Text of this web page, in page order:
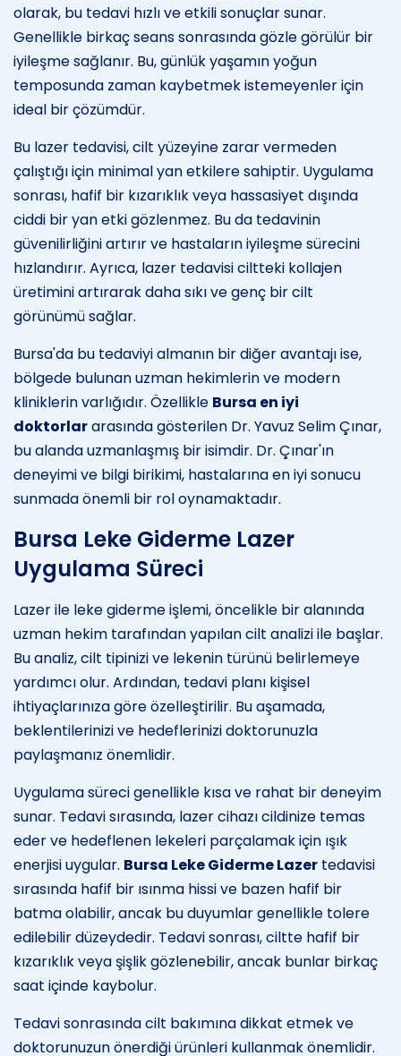
olarak, bu tedavi hızlı ve etkili sonuçlar sunar.
Genellikle birkaç seans sonrasında gözle görülür bir
iyileşme sağlanır. Bu, günlük yaşamın yoğun
temposunda zaman kaybetmek istemeyenler için
ideal bir çözümdür.
Bu lazer tedavisi, cilt yüzeyine zarar vermeden
çalıştığı için minimal yan etkilere sahiptir. Uygulama
sonrası, hafif bir kızarıklık veya hassasiyet dışında
ciddi bir yan etki gözlenmez. Bu da tedavinin
güvenilirliğini artırır ve hastaların iyileşme sürecini
hızlandırır. Ayrıca, lazer tedavisi ciltteki kollajen
üretimini artırarak daha sıkı ve genç bir cilt
görünümü sağlar.
Bursa'da bu tedaviyi almanın bir diğer avantajı ise,
bölgede bulunan uzman hekimlerin ve modern
kliniklerin varlığıdır. Özellikle Bursa en iyi
doktorlararasında gösterilen Dr. Yavuz Selim Çınar,
bu alanda uzmanlaşmış bir isimdir. Dr. Çınar'ın
deneyimi ve bilgi birikimi, hastalarına en iyi sonucu
sunmada önemli bir rol oynamaktadır.
Bursa Leke Giderme Lazer
Uygulama Süreci
Lazer ile leke giderme işlemi, öncelikle bir alanında
uzman hekim tarafından yapılan cilt analizi ile başlar.
Bu analiz, cilt tipinizi ve lekenin türünü belirlemeye
yardımcı olur. Ardından, tedavi planı kişisel
ihtiyaçlarınıza göre özelleştirilir. Bu aşamada,
beklentilerinizi ve hedeflerinizi doktorunuzla
paylaşmanız önemlidir.
Uygulama süreci genellikle kısa ve rahat bir deneyim
sunar. Tedavi sırasında, lazer cihazı cildinize temas
eder ve hedeflenen lekeleri parçalamak için ışık
enerjisi uygular. Bursa Leke Giderme Lazer tedavisi
sırasında hafif bir ısınma hissi ve bazen hafif bir
batma olabilir, ancak bu duyumlar genellikle tolere
edilebilir düzeydedir. Tedavi sonrası, ciltte hafif bir
kızarıklık veya şişlik gözlenebilir, ancak bunlar birkaç
saat içinde kaybolur.
Tedavi sonrasında cilt bakımına dikkat etmek ve
doktorunuzun önerdiği ürünleri kullanmak önemlidir.